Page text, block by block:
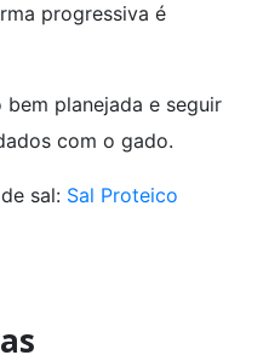
progressiva é
planejada e seguir
com o gado.
sal: Sal Proteico